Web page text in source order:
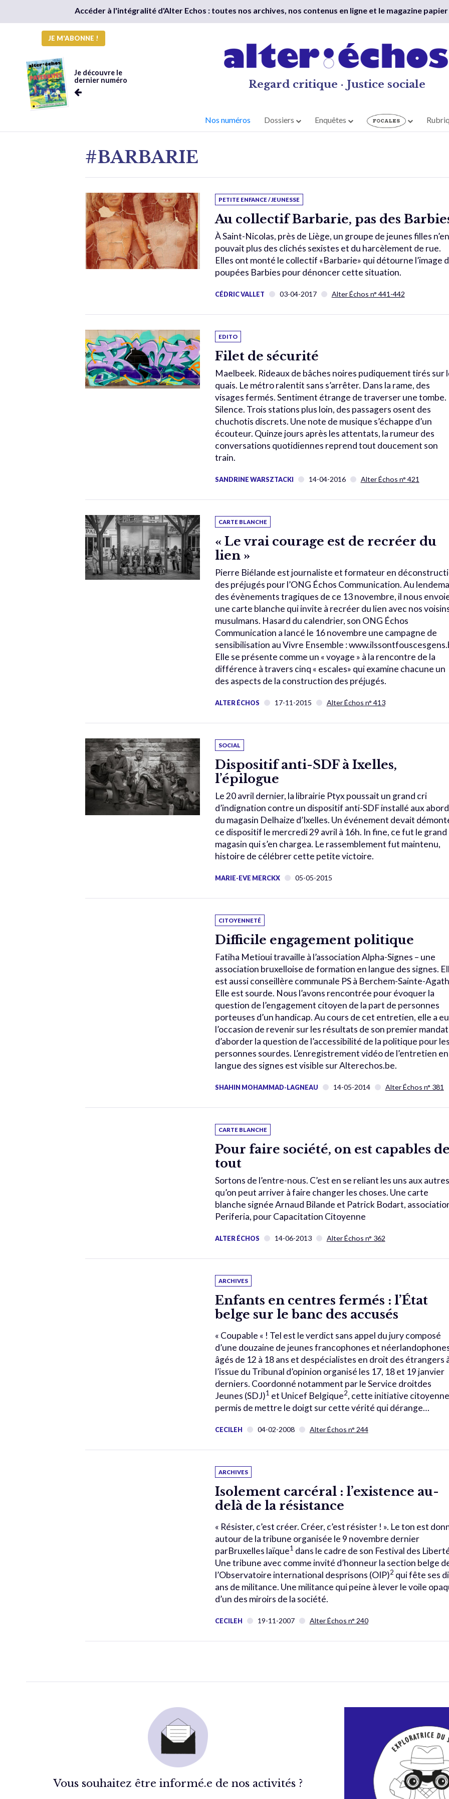
Accéder à l'intégralité d'Alter Echos : toutes nos archives, nos contenus en ligne et le magazine papier
JE M'ABONNE !
Je découvre le
dernier numéro
Regard critique · Justice sociale
Nos numéros Dossiers Enquêtes
#BARBARIE
PETITE ENFANCE / JEUNESSE
Au collectif Barbarie, pas des
À Saint-Nicolas, près de Liège, un groupe de jeunes filles n’en
pouvait plus des clichés sexistes et du harcèlement de rue.
Elles ont monté le collectif «Barbarie» qui détourne l’image
poupées Barbies pour dénoncer cette situation.
CÉDRIC VALLET 03-04-2017 Alter Échos n° 441-442
EDITO
Filet de sécurité
Maelbeek. Rideaux de bâches noires pudiquement tirés sur
quais. Le métro ralentit sans s’arrêter. Dans la rame, des
visages fermés. Sentiment étrange de traverser une tombe.
Silence. Trois stations plus loin, des passagers osent des
chuchotis discrets. Une note de musique s’échappe d’un
écouteur. Quinze jours après les attentats, la rumeur des
conversations quotidiennes reprend tout doucement son
train.
SANDRINE WARSZTACKI 14-04-2016 Alter Échos n° 421
CARTE BLANCHE
« Le vrai courage est de recréer du
lien »
Pierre Biélande est journaliste et formateur en
des préjugés pour l’ONG Échos Communication. Au
des évènements tragiques de ce 13 novembre, il nous
une carte blanche qui invite à recréer du lien avec nos
musulmans. Hasard du calendrier, son ONG Échos
Communication a lancé le 16 novembre une campagne de
sensibilisation au Vivre Ensemble :
Elle se présente comme un « voyage » à la rencontre de la
différence à travers cinq « escales» qui examine chacune un
des aspects de la construction des préjugés.
ALTER ÉCHOS 17-11-2015 Alter Échos n° 413
SOCIAL
Dispositif anti-SDF à Ixelles,
l’épilogue
Le 20 avril dernier, la librairie Ptyx poussait un grand cri
d’indignation contre un dispositif anti-SDF installé aux
du magasin Delhaize d’Ixelles. Un événement devait
ce dispositif le mercredi 29 avril à 16h. In fine, ce fut le grand
magasin qui s’en chargea. Le rassemblement fut maintenu,
histoire de célébrer cette petite victoire.
MARIE-EVE MERCKX 05-05-2015
CITOYENNETÉ
Difficile engagement politique
Fatiha Metioui travaille à l’association Alpha-Signes – une
association bruxelloise de formation en langue des signes.
est aussi conseillère communale PS à Berchem-Sainte-
Elle est sourde. Nous l’avons rencontrée pour évoquer la
question de l’engagement citoyen de la part de personnes
porteuses d’un handicap. Au cours de cet entretien, elle a eu
l’occasion de revenir sur les résultats de son premier
d’aborder la question de l’accessibilité de la politique pour les
personnes sourdes. L’enregistrement vidéo de l’entretien en
langue des signes est visible sur Alterechos.be.
SHAHIN MOHAMMAD-LAGNEAU 14-05-2014 Alter Échos n° 381
CARTE BLANCHE
Pour faire société, on est capables de
tout
Sortons de l’entre-nous. C’est en se reliant les uns aux autres
qu’on peut arriver à faire changer les choses. Une carte
blanche signée Arnaud Bilande et Patrick Bodart,
Periferia, pour Capacitation Citoyenne
ALTER ÉCHOS 14-06-2013 Alter Échos n° 362
ARCHIVES
Enfants en centres fermés : l’État
belge sur le banc des accusés
« Coupable « ! Tel est le verdict sans appel du jury composé
d’une douzaine de jeunes francophones et
âgés de 12 à 18 ans et despécialistes en droit des étrangers
l’issue du Tribunal d’opinion organisé les 17, 18 et 19 janvier
derniers. Coordonné notamment par le Service droitdes
Jeunes (SDJ)1 et Unicef Belgique2, cette initiative
permis de mettre le doigt sur cette vérité qui dérange…
CECILEH 04-02-2008 Alter Échos n° 244
ARCHIVES
Isolement carcéral : l’existence au-
delà de la résistance
« Résister, c’est créer. Créer, c’est résister ! ». Le ton est
autour de la tribune organisée le 9 novembre dernier
parBruxelles laïque1 dans le cadre de son Festival des
Une tribune avec comme invité d’honneur la section belge
l’Observatoire international desprisons (OIP)2 qui fête ses
ans de militance. Une militance qui peine à lever le voile
d’un des miroirs de la société.
CECILEH 19-11-2007 Alter Échos n° 240
Vous souhaitez être informé.e de nos activités ?